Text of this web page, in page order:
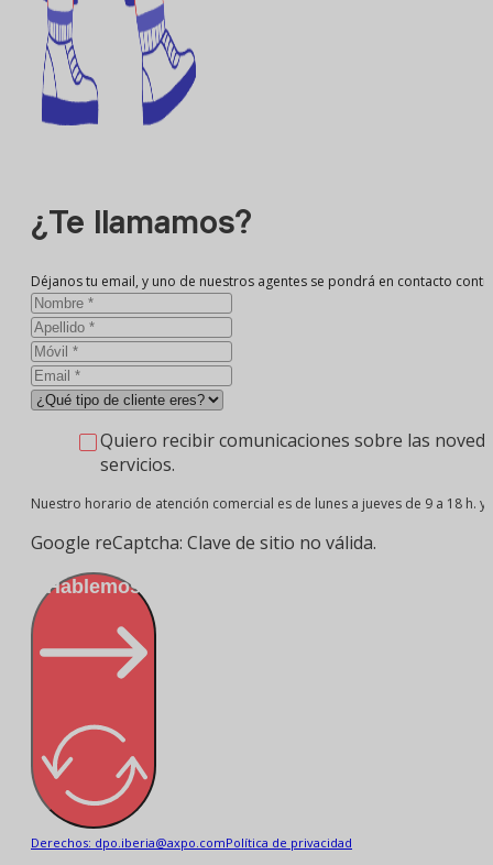
¿Te llamamos?
Déjanos tu email, y uno de nuestros agentes se pondrá en contacto
Quiero recibir comunicaciones sobre las
servicios.
Nuestro horario de atención comercial es de lunes a jueves de 9 a 18 h.
Google reCaptcha: Clave de sitio no válida.
¡Hablemos!
Derechos: dpo.iberia@axpo.comPolítica de privacidad